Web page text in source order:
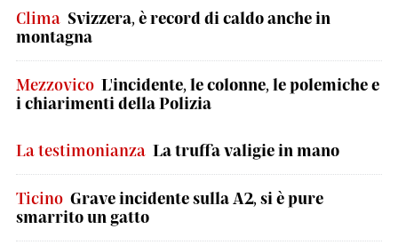
Clima Svizzera, è record di caldo anche in
montagna
Mezzovico L'incidente, le colonne, le polemiche e
i chiarimenti della Polizia
La testimonianza La truffa valigie in mano
Ticino Grave incidente sulla A2, si è pure
smarrito un gatto